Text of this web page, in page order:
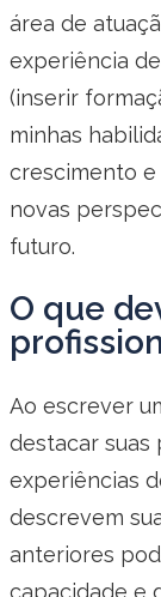
área de
experiência
(inserir
minhas
crescimento e
novas
futuro.
O que
Ao escrever
destacar suas
experiências
descrevem
anteriores
capacidade e